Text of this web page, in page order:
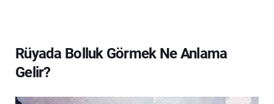
Rüyada Bolluk Görmek Ne Anlama
Gelir?